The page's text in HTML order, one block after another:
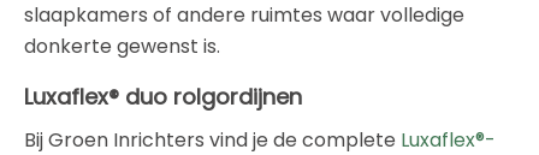
slaapkamers of andere ruimtes waar volledige
donkerte gewenst is.
Luxaflex® duo rolgordijnen
Bij Groen Inrichters vind je de complete Luxaflex®-